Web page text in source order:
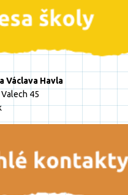
Václava Havla
45